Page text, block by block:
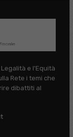
Legalità e l'Equità
Rete i temi che
dibattiti al